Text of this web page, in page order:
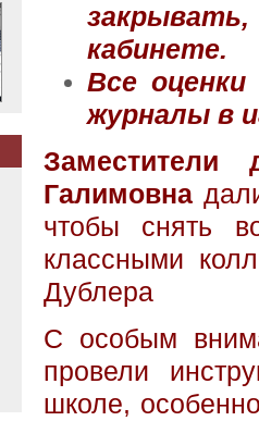
кабинете.
Все
журналы в
Галимовна
чтобы снять
классными
Дублера
С особым
провели
школе,